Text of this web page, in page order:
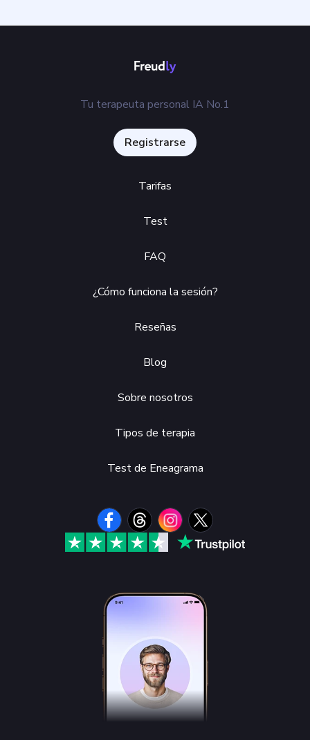
Tu terapeuta personal IA No.1
Registrarse
Tarifas
Test
FAQ
¿Cómo funciona la sesión?
Reseñas
Blog
Sobre nosotros
Tipos de terapia
Test de Eneagrama